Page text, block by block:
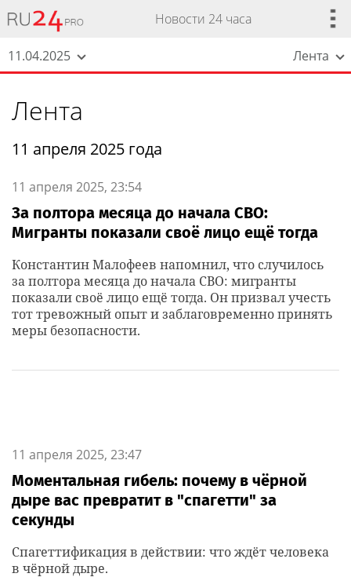
Новости 24 часа
11.04.2025 Лента
Лента
11 апреля 2025 года
11 апреля 2025, 23:54
За полтора месяца до начала СВО:
Мигранты показали своё лицо ещё тогда
Константин Малофеев напомнил, что случилось
за полтора месяца до начала СВО: мигранты
показали своё лицо ещё тогда. Он призвал учесть
тот тревожный опыт и заблаговременно принять
меры безопасности.
11 апреля 2025, 23:47
Моментальная гибель: почему в чёрной
дыре вас превратит в "спагетти" за
секунды
Спагеттификация в действии: что ждёт человека
в чёрной дыре.